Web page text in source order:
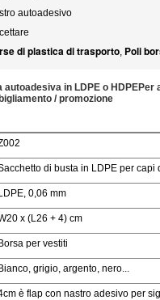
autoadesivo
di plastica di trasporto, Poli
autoadesiva in LDPE o HDPEPer
/ promozione
di busta in LDPE per capi
0,06 mm
x (L26 + 4) cm
per vestiti
grigio, argento, nero...
è flap con nastro adesivo per